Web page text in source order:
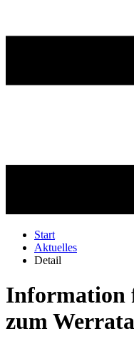
Start
Aktuelles
Detail
Information
zum